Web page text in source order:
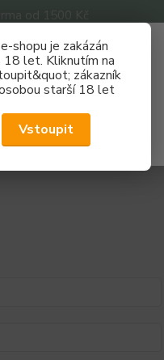
od 1500 Kč
shopu je zakázán
18 let. Kliknutím na
zákazník
starší 18 let
Vstoupit
Hledat
3%
se slevou právě teď!
FORMULÁŘ
Zavřít